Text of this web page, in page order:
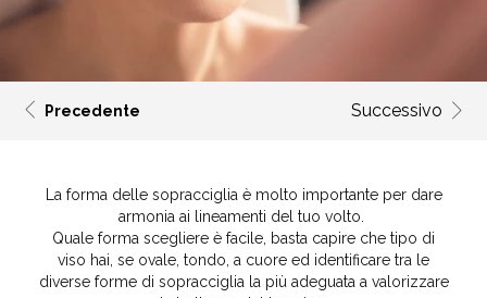
Precedente Successivo
La forma delle sopracciglia è molto importante per dare
armonia ai lineamenti del tuo volto.
Quale forma scegliere è facile, basta capire che tipo di
viso hai, se ovale, tondo, a cuore ed identificare tra le
diverse forme di sopracciglia la più adeguata a valorizzare